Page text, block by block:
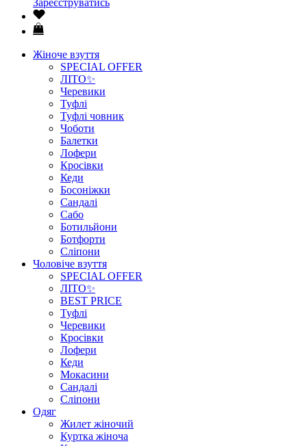
Зареєструватись
Жіноче взуття
SPECIAL OFFER
ЛІТО✨
Черевики
Туфлі
Туфлі човник
Чоботи
Балетки
Лофери
Кросівки
Кеди
Босоніжки
Сандалі
Сабо
Ботильйони
Ботфорти
Сліпони
Чоловіче взуття
SPECIAL OFFER
ЛІТО✨
BEST PRICE
Туфлі
Черевики
Кросівки
Лофери
Кеди
Мокасини
Сандалі
Сліпони
Одяг
Жилет жіночий
Куртка жіноча